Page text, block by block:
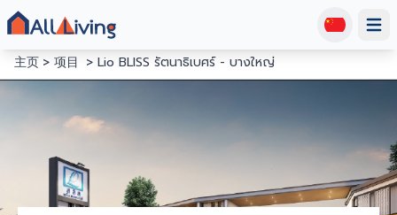
主页
项目 Lio BLISS รัตนาธิเบศร์ - บางใหญ่